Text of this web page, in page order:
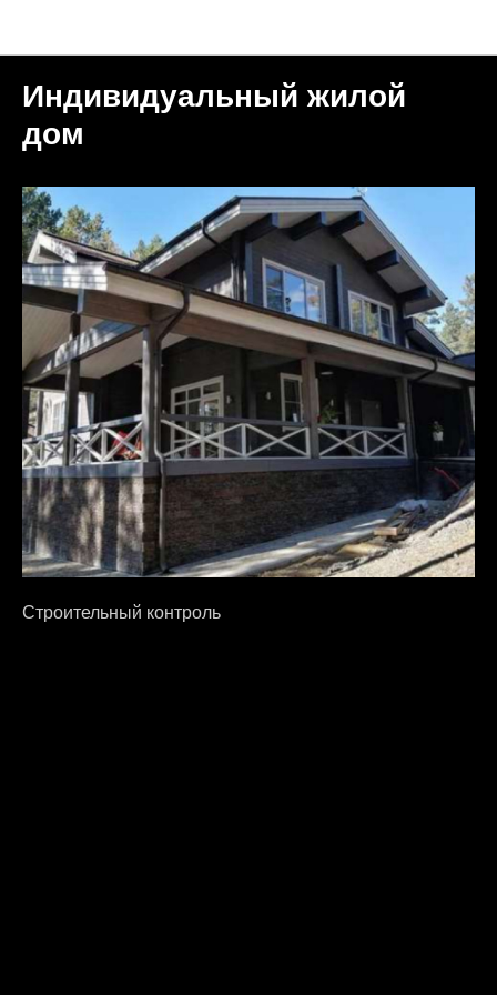
Индивидуальный жилой
дом
Строительный контроль